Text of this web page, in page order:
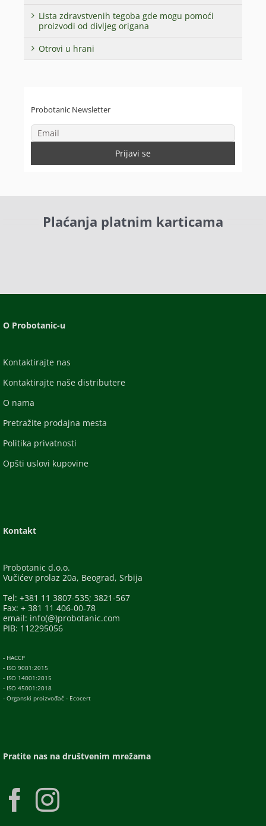
Lista zdravstvenih tegoba gde mogu pomoći
proizvodi od divljeg origana
Otrovi u hrani
Probotanic Newsletter
Plaćanja platnim karticama
O Probotanic-u
Kontaktirajte nas
Kontaktirajte naše distributere
O nama
Pretražite prodajna mesta
Politika privatnosti
Opšti uslovi kupovine
Kontakt
Probotanic d.o.o.
Vučićev prolaz 20a, Beograd, Srbija
Tel: +381 11 3807-535; 3821-567
Fax: + 381 11 406-00-78
email: info(@)probotanic.com
PIB: 112295056
- HACCP
- ISO 9001:2015
- ISO 14001:2015
- ISO 45001:2018
- Organski proizvođač - Ecocert
Pratite nas na društvenim mrežama